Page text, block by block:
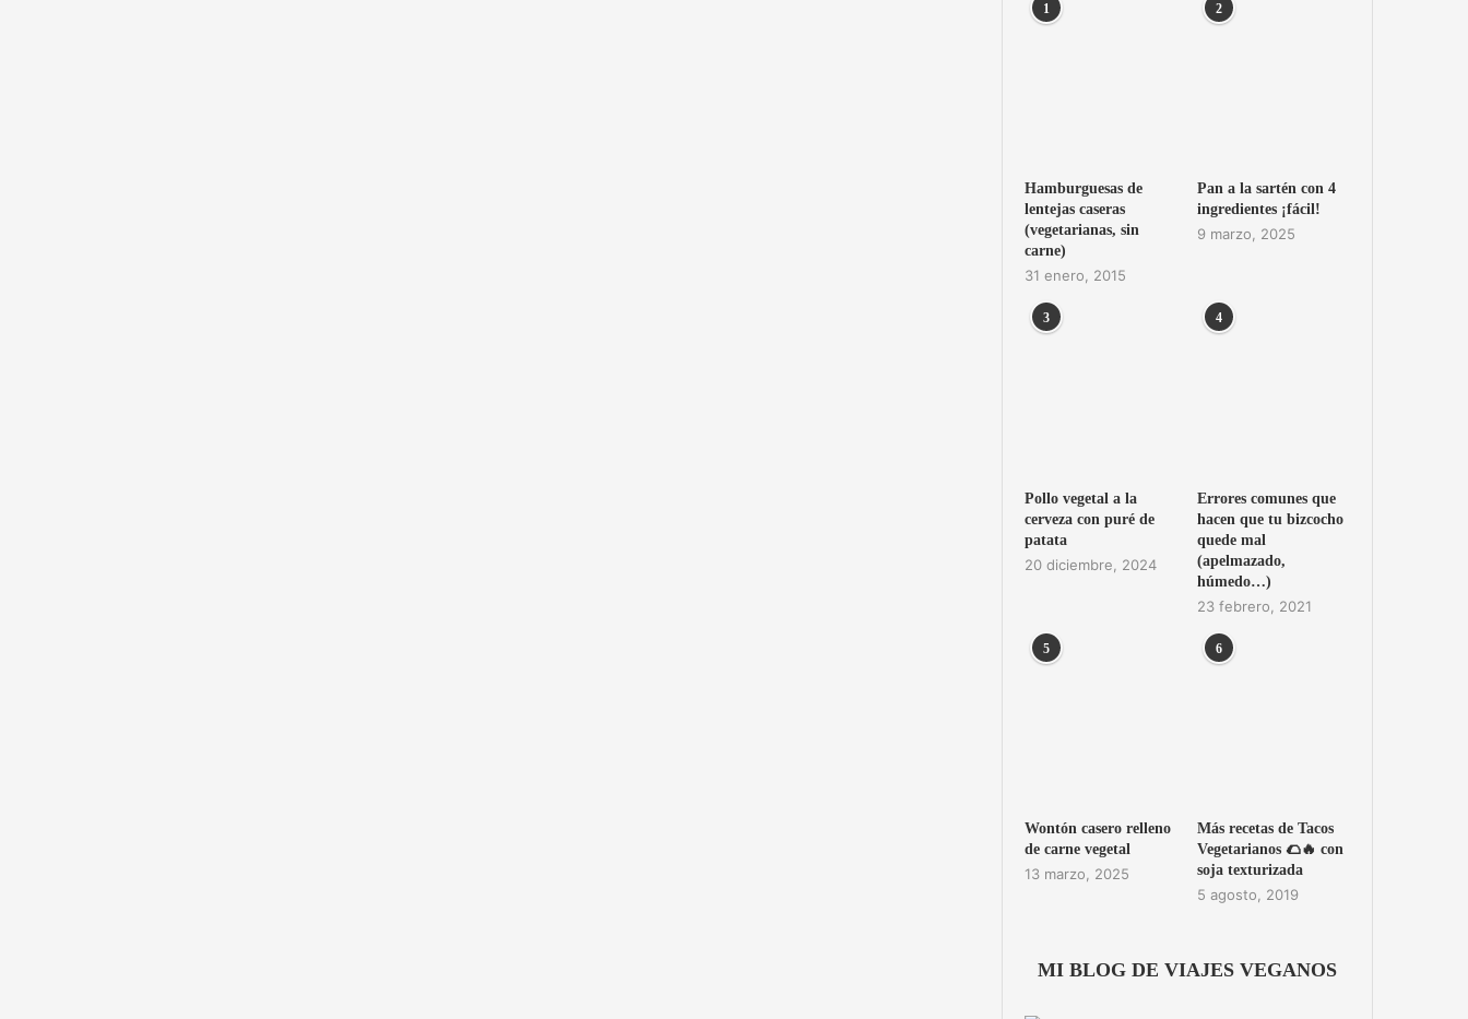
1
Hamburguesas de
lentejas caseras
(vegetarianas, sin
carne)
31 enero, 2015
2
Pan a la sartén con 4
ingredientes ¡fácil!
9 marzo, 2025
3
Pollo vegetal a la
cerveza con puré de
patata
20 diciembre, 2024
4
Errores comunes que
hacen que tu bizcocho
quede mal
(apelmazado,
húmedo…)
23 febrero, 2021
5
Wontón casero relleno
de carne vegetal
13 marzo, 2025
6
Más recetas de Tacos
Vegetarianos 🌮🔥 con
soja texturizada
5 agosto, 2019
MI BLOG DE VIAJES VEGANOS